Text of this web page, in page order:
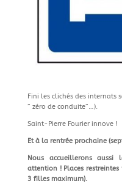
Fini les clichés des internats
” zéro de conduite”…).
Saint-Pierre Fourier innove !
Et à la rentrée prochaine
Nous accueillerons aussi
attention ! Places
3 filles maximum).